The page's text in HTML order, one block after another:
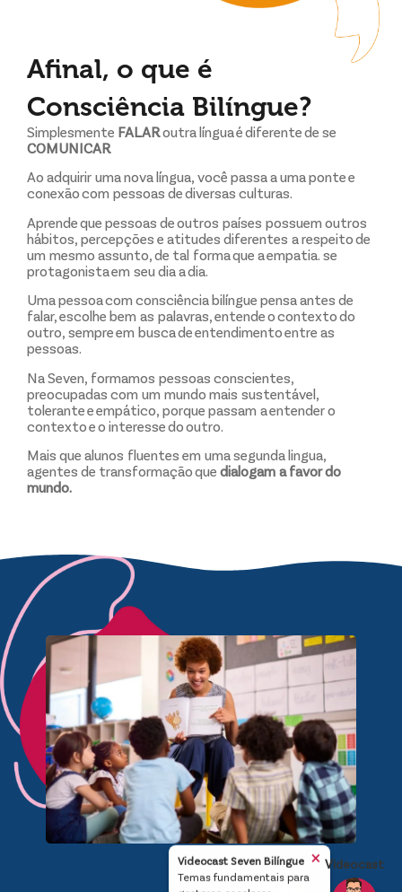
×
Videocast Seven Bilíngue
Temas fundamentais para
Videocast
Afinal, o que é
Consciência Bilíngue?
Simplesmente FALARoutra língua é diferente de se
COMUNICAR
Ao adquirir uma nova língua, você passa a uma ponte e
conexão com pessoas de diversas culturas.
Aprende que pessoas de outros países possuem outros
hábitos, percepções e atitudes diferentes a respeito de
um mesmo assunto, de tal forma que a empatia. se
protagonista em seu dia a dia.
Uma pessoa com consciência bilíngue pensa antes de
falar, escolhe bem as palavras, entende o contexto do
outro, sempre em busca de entendimento entre as
pessoas.
Na Seven, formamos pessoas conscientes,
preocupadas com um mundo mais sustentável,
tolerante e empático, porque passam a entender o
contexto e o interesse do outro.
Mais que alunos fluentes em uma segunda lingua,
agentes de transformação que dialogam a favor do
mundo.